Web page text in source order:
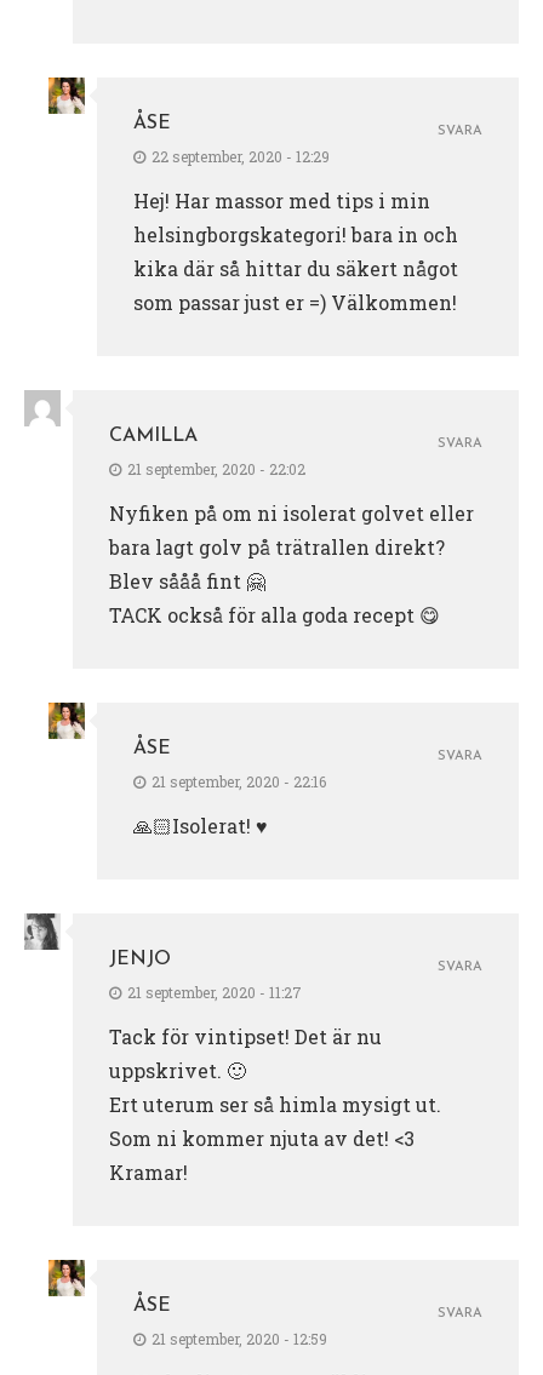
ÅSE
22 september, 2020 - 12:29
Hej! Har massor med tips i min
helsingborgskategori! bara in och
kika där så hittar du säkert något
som passar just er =) Välkommen!
SVARA
CAMILLA
21 september, 2020 - 22:02
Nyfiken på om ni isolerat golvet eller
bara lagt golv på trätrallen direkt?
Blev sååå fint 🤗
TACK också för alla goda recept 😋
SVARA
ÅSE
21 september, 2020 - 22:16
🙏🏻Isolerat! ♥️
SVARA
JENJO
21 september, 2020 - 11:27
Tack för vintipset! Det är nu
uppskrivet. 🙂
Ert uterum ser så himla mysigt ut.
Som ni kommer njuta av det! <3
Kramar!
SVARA
ÅSE
21 september, 2020 - 12:59
SVARA